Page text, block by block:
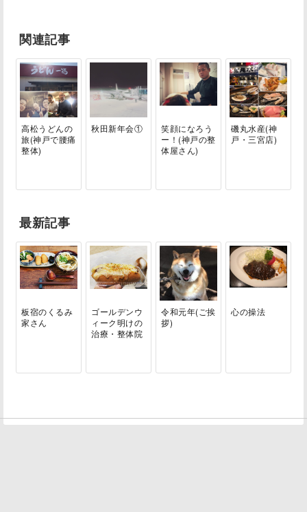
関連記事
高松うどんの
旅(神戸で腰痛
整体)
秋田新年会①
笑顔になろう
ー！(神戸の整
体屋さん)
磯丸水産(神
戸・三宮店)
最新記事
板宿のくるみ
家さん
ゴールデンウ
ィーク明けの
治療・整体院
令和元年(ご挨
拶)
心の操法